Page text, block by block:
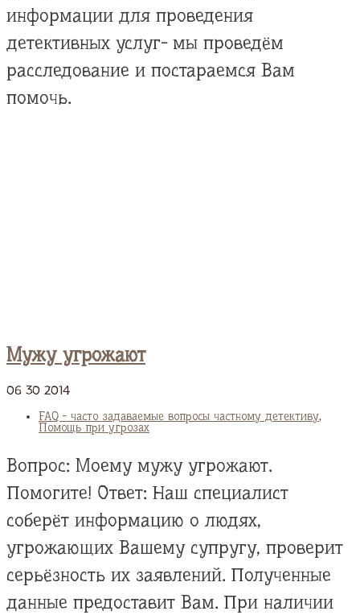
информации для проведения
детективных услуг- мы проведём
расследование и постараемся Вам
помочь.
Мужу угрожают
06 30 2014
FAQ - часто задаваемые вопросы частному детективу,
Помощь при угрозах
Вопрос: Моему мужу угрожают.
Помогите! Ответ: Наш специалист
соберёт информацию о людях,
угрожающих Вашему супругу, проверит
серьёзность их заявлений. Полученные
данные предоставит Вам. При наличии